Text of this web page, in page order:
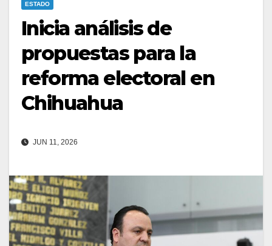
ESTADO
Inicia análisis de
propuestas para la
reforma electoral en
Chihuahua
JUN 11, 2026